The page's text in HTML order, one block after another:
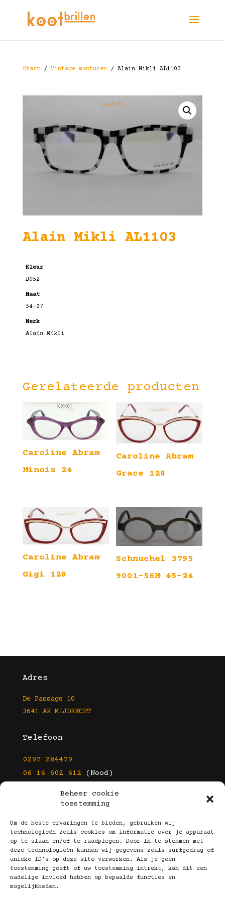
Beheer cookie
toestemming
Om de beste ervaringen te bieden, gebruiken wij
technologieën zoals cookies om informatie over je apparaat
op te slaan en/of te raadplegen. Door in te stemmen met
deze technologieën kunnen wij gegevens zoals surfgedrag of
unieke ID's op deze site verwerken. Als je geen
toestemming geeft of uw toestemming intrekt, kan dit een
nadelige invloed hebben op bepaalde functies en
mogelijkheden.
Start/ Vintage monturen/ Alain Mikli AL1103
Alain Mikli AL1103
Kleur
B05Z
Maat
54-17
Merk
Alain Mikli
Gerelateerde producten
Caroline Abram
Minois 24
Caroline Abram
Grace 128
Caroline Abram
Gigi 128
Schnuchel 3795
9001-56M 45-24
Adres
De Passage 10
3641 AK MIJDRECHT
Telefoon
0297 284479
06 16 602 612 (Nood)
info@kootbrillen.nl
Volg Ons!